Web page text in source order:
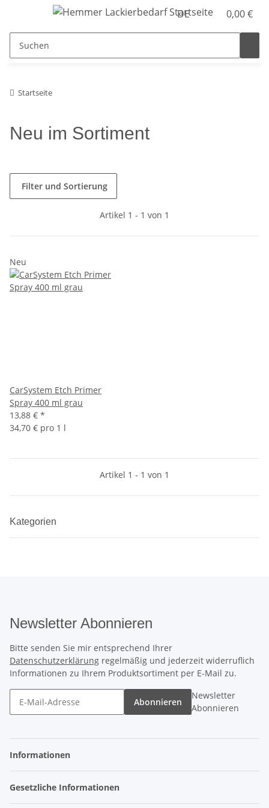
DE 0,00 €
Startseite
Neu im Sortiment
Filter und Sortierung
Artikel 1 - 1 von 1
Neu
CarSystem Etch Primer
Spray 400 ml grau
13,88 € *
34,70 € pro 1 l
Artikel 1 - 1 von 1
Kategorien
Newsletter Abonnieren
Bitte senden Sie mir entsprechend Ihrer
Datenschutzerklärung regelmäßig und jederzeit widerruflich
Informationen zu Ihrem Produktsortiment per E-Mail zu.
Abonnieren
Newsletter
Abonnieren
Informationen
Gesetzliche Informationen